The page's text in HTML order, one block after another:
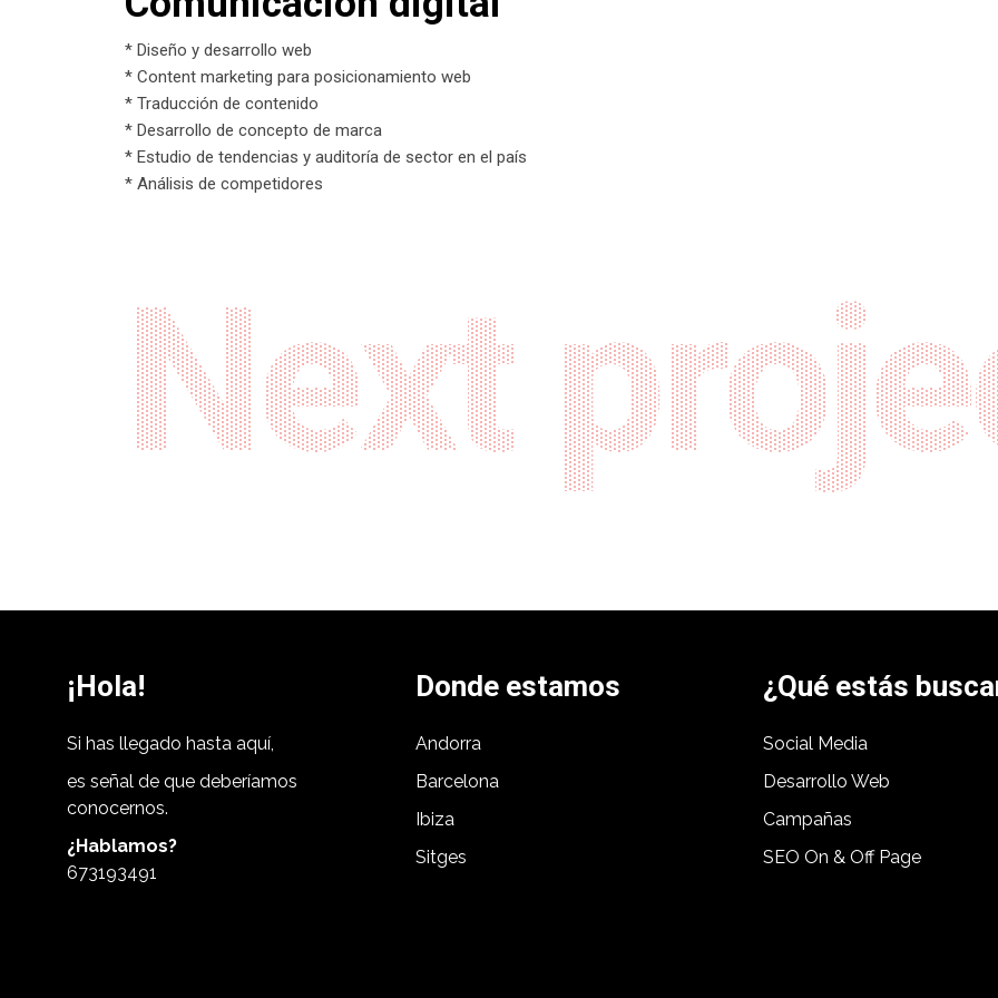
* Diseño y desarrollo web
* Content marketing para posicionamiento web
* Traducción de contenido
* Desarrollo de concepto de marca
* Estudio de tendencias y auditoría de sector en el país
* Análisis de competidores
Next
¡Hola!
Si has llegado hasta aquí,
es señal de que deberíamos
conocernos.
¿Hablamos?
673193491
Donde estamos
Andorra
Barcelona
Ibiza
Sitges
¿Qué estás
Social Media
Desarrollo Web
Campañas
SEO On & Off Page